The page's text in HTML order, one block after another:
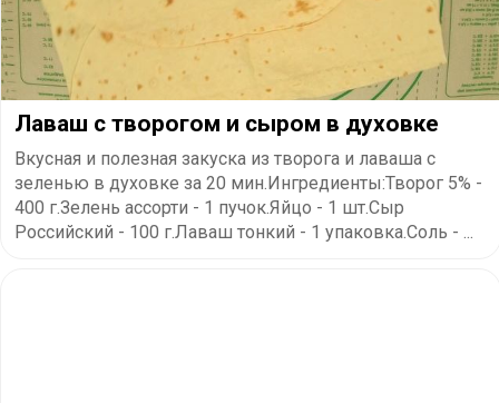
Лаваш с творогом и сыром в духовке
Вкусная и полезная закуска из творога и лаваша с
зеленью в духовке за 20 мин.Ингредиенты:Творог 5% -
400 г.Зелень ассорти - 1 пучок.Яйцо - 1 шт.Сыр
Российский - 100 г.Лаваш тонкий - 1 упаковка.Соль - ...